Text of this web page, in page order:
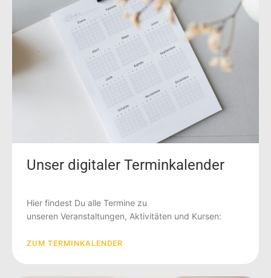
Unser digitaler Terminkalender
Hier findest Du alle Termine zu
unseren Veranstaltungen, Aktivitäten und Kursen:
ZUM TERMINKALENDER